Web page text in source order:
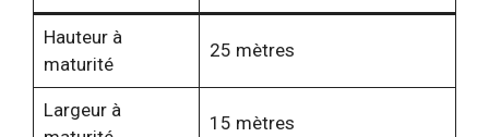
Hauteur à
maturité
25 mètres
Largeur à
15 mètres